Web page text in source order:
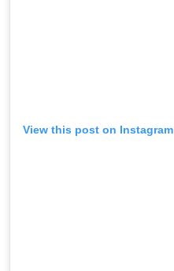
View this post on Instagram